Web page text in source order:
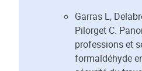
Garras L,
Pilorget C.
professions et
formaldéhyde